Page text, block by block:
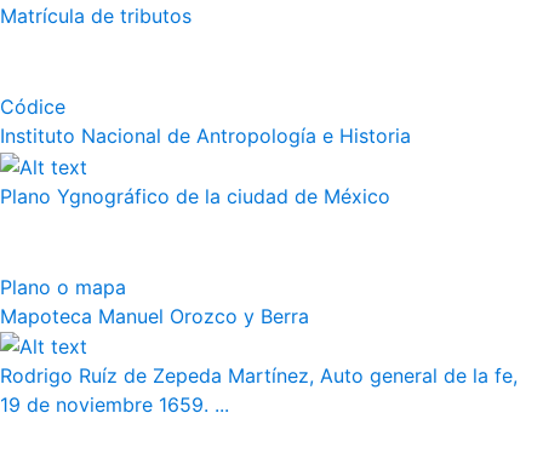
Matrícula de tributos
Códice
Instituto Nacional de Antropología e Historia
Plano Ygnográfico de la ciudad de México
Plano o mapa
Mapoteca Manuel Orozco y Berra
Rodrigo Ruíz de Zepeda Martínez, Auto general de la fe,
19 de noviembre 1659. ...